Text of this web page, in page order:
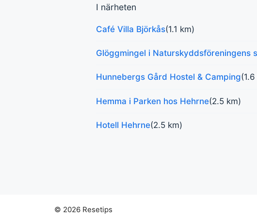
I närheten
Café Villa Björkås(1.1 km)
Glöggmingel i Naturskyddsföreningens
Hunnebergs Gård Hostel & Camping
Hemma i Parken hos Hehrne(2.5 km)
Hotell Hehrne(2.5 km)
© 2026 Resetips